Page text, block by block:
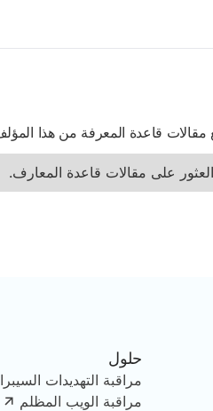
مقالات قاعدة المعرفة من هذا
على مقالات قاعدة المعارف.
حلول
مراقبة التهديدات
مراقبة الويب المظلم